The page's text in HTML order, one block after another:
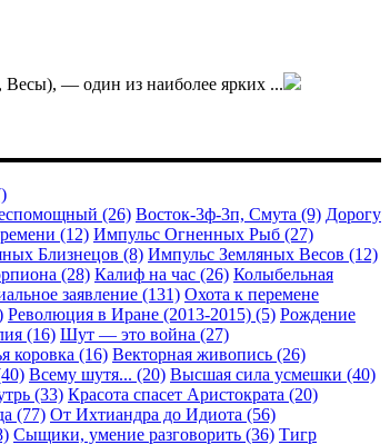
— один из наиболее ярких ...
(26) Восток-3ф-3п, Смута (9) Дорогу
(12) Импульс Огненных Рыб (27)
Близнецов (8) Импульс Земляных Весов (12)
(28) Калиф на час (26) Колыбельная
заявление (131) Охота к перемене
Революция в Иране (2013-2015) (5) Рождение
(16) Шут — это война (27)
коровка (16) Векторная живопись (26)
Всему шутя... (20) Высшая сила усмешки (40)
(33) Красота спасет Аристократа (20)
(77) От Ихтиандра до Идиота (56)
Сыщики, умение разговорить (36) Тигр